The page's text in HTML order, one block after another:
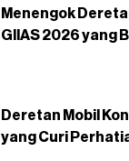
Menengok
GIIAS 2026 yang
Deretan Mobil
yang Curi